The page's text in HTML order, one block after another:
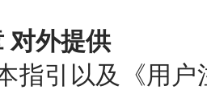
对外提供
指引以及《用